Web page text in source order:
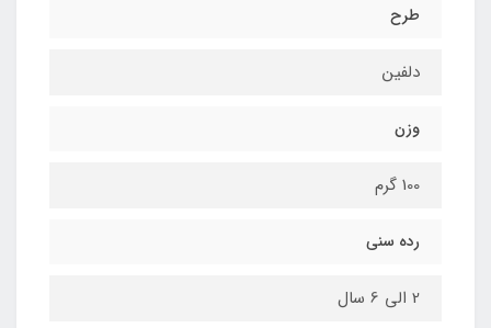
طرح
دلفین
وزن
100 گرم
رده سنی
2 الی 6 سال